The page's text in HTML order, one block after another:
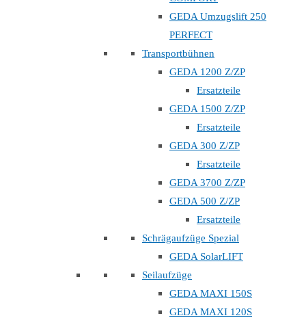
GEDA Umzugslift 250
PERFECT
Transportbühnen
GEDA 1200 Z/ZP
Ersatzteile
GEDA 1500 Z/ZP
Ersatzteile
GEDA 300 Z/ZP
Ersatzteile
GEDA 3700 Z/ZP
GEDA 500 Z/ZP
Ersatzteile
Schrägaufzüge Spezial
GEDA SolarLIFT
Seilaufzüge
GEDA MAXI 150S
GEDA MAXI 120S